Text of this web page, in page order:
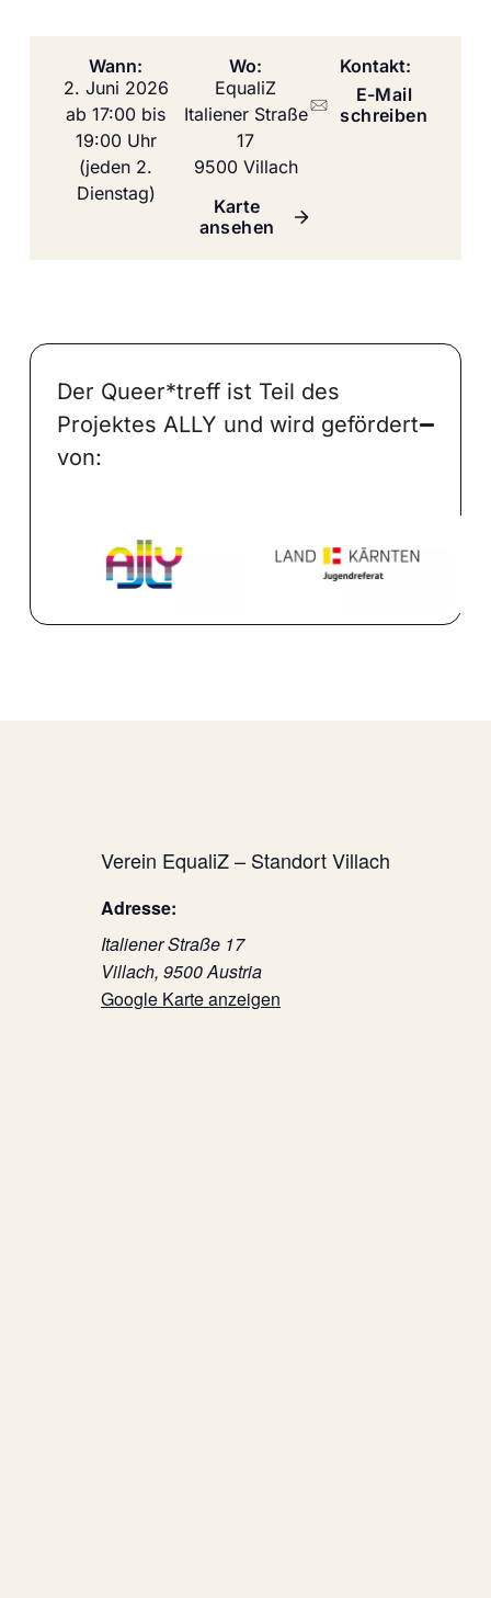
Wann:
2. Juni 2026
ab 17:00 bis
19:00 Uhr
(jeden 2.
Dienstag)
Wo:
EqualiZ
Italiener Straße
17
9500 Villach
Karte
ansehen
Kontakt:
E-Mail
schreiben
Der Queer*treff ist Teil des
Projektes ALLY und wird gefördert
von:
Verein EqualiZ – Standort Villach
Adresse:
Italiener Straße 17
Villach, 9500Austria
Google Karte anzeigen